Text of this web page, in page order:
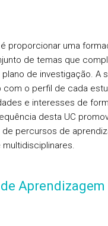
proporcionar uma
de temas que
plano de investigação. A
o perfil de cada
e interesses de
desta UC
percursos de
Aprendizagem